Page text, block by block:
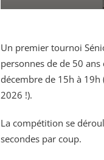
Un premier tournoi
personnes de de 50
décembre de 15h à
2026 !).
La compétition se
secondes par coup.